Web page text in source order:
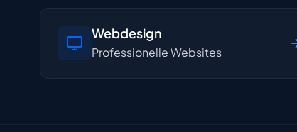
Webdesign
Professionelle Websites